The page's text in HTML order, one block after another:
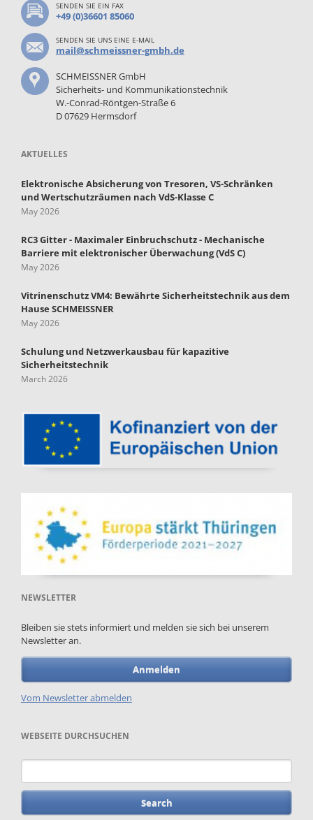
SENDEN SIE EIN FAX
+49 (0)36601 85060
SENDEN SIE UNS EINE E-MAIL
mail@schmeissner-gmbh.de
SCHMEISSNER GmbH
Sicherheits- und Kommunikationstechnik
W.-Conrad-Röntgen-Straße 6
D 07629 Hermsdorf
AKTUELLES
Elektronische Absicherung von Tresoren, VS-Schränken
und Wertschutzräumen nach VdS-Klasse C
May 2026
RC3 Gitter - Maximaler Einbruchschutz - Mechanische
Barriere mit elektronischer Überwachung (VdS C)
May 2026
Vitrinenschutz VM4: Bewährte Sicherheitstechnik aus dem
Hause SCHMEISSNER
May 2026
Schulung und Netzwerkausbau für kapazitive
Sicherheitstechnik
March 2026
NEWSLETTER
Bleiben sie stets informiert und melden sie sich bei unserem
Newsletter an.
Anmelden
Vom Newsletter abmelden
WEBSEITE DURCHSUCHEN
Keywords